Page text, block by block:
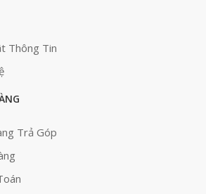
Thông Tin
Trả Góp